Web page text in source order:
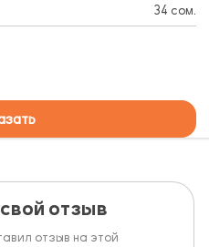
34 сом.
отзыв
отзыв на этой